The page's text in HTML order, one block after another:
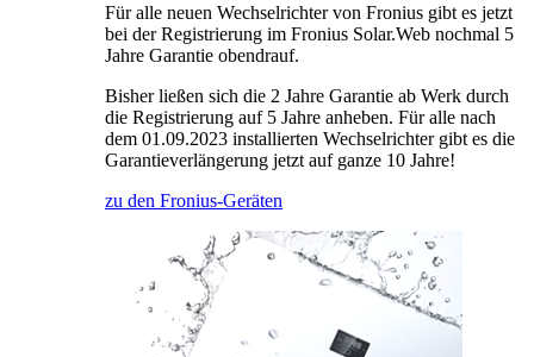
Für alle neuen Wechselrichter von Fronius gibt es jetzt
bei der Registrierung im Fronius Solar.Web nochmal 5
Jahre Garantie obendrauf.
Bisher ließen sich die 2 Jahre Garantie ab Werk durch
die Registrierung auf 5 Jahre anheben. Für alle nach
dem 01.09.2023 installierten Wechselrichter gibt es die
Garantieverlängerung jetzt auf ganze 10 Jahre!
zu den Fronius-Geräten